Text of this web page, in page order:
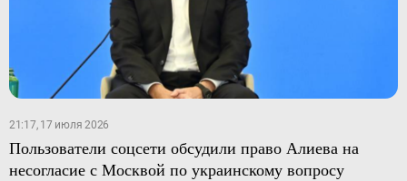
21:17, 17 июля 2026
Пользователи соцсети обсудили право Алиева на
несогласие с Москвой по украинскому вопросу